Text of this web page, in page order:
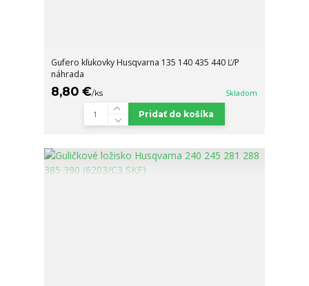
Gufero kľukovky Husqvarna 135 140 435 440 Ľ/P
náhrada
8,80 €/ks Skladom
Pridať do košíka